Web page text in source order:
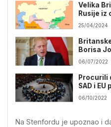
Velika
Rusije iz
25/04/2024
Borisa
06/07/2022
Procurili
SAD i
06/10/2022
Na Stenfordu je upoznao i